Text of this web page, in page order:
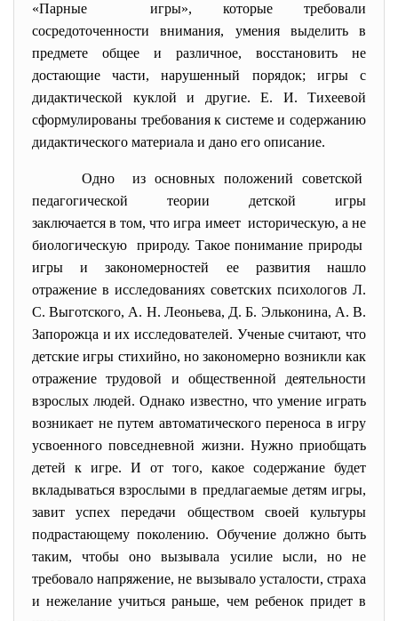
«Парные игры», которые требовали
сосредоточенности внимания, умения выделить в
предмете общее и различное, восстановить не
достающие части, нарушенный порядок; игры с
дидактической куклой и другие. Е. И. Тихеевой
сформулированы требования к системе и содержанию
дидактического материала и дано его описание.
Одно из основных положений советской
педагогической теории детской игры
заключается в том, что игра имеет историческую, а не
биологическую природу. Такое понимание природы
игры и закономерностей ее развития нашло
отражение в исследованиях советских психологов Л.
С. Выготского, А. Н. Леоньева, Д. Б. Эльконина, А. В.
Запорожца и их исследователей. Ученые считают, что
детские игры стихийно, но закономерно возникли как
отражение трудовой и общественной деятельности
взрослых людей. Однако известно, что умение играть
возникает не путем автоматического переноса в игру
усвоенного повседневной жизни. Нужно приобщать
детей к игре. И от того, какое содержание будет
вкладываться взрослыми в предлагаемые детям игры,
завит успех передачи обществом своей культуры
подрастающему поколению. Обучение должно быть
таким, чтобы оно вызывала усилие ысли, но не
требовало напряжение, не вызывало усталости, страха
и нежелание учиться раньше, чем ребенок придет в